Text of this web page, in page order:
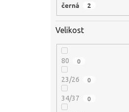
černá 2
Velikost
80 0
23/26 0
34/37 0